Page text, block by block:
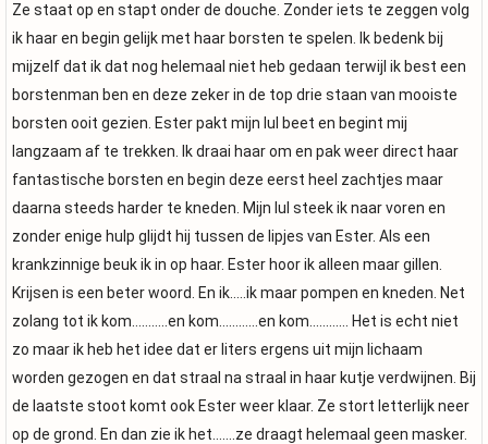
Ze staat op en stapt onder de douche. Zonder iets te zeggen volg
ik haar en begin gelijk met haar borsten te spelen. Ik bedenk bij
mijzelf dat ik dat nog helemaal niet heb gedaan terwijl ik best een
borstenman ben en deze zeker in de top drie staan van mooiste
borsten ooit gezien. Ester pakt mijn lul beet en begint mij
langzaam af te trekken. Ik draai haar om en pak weer direct haar
fantastische borsten en begin deze eerst heel zachtjes maar
daarna steeds harder te kneden. Mijn lul steek ik naar voren en
zonder enige hulp glijdt hij tussen de lipjes van Ester. Als een
krankzinnige beuk ik in op haar. Ester hoor ik alleen maar gillen.
Krijsen is een beter woord. En ik…..ik maar pompen en kneden. Net
zolang tot ik kom………..en kom…………en kom………… Het is echt niet
zo maar ik heb het idee dat er liters ergens uit mijn lichaam
worden gezogen en dat straal na straal in haar kutje verdwijnen. Bij
de laatste stoot komt ook Ester weer klaar. Ze stort letterlijk neer
op de grond. En dan zie ik het…….ze draagt helemaal geen masker.